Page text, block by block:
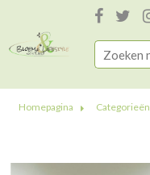
Homepagina Categorieën